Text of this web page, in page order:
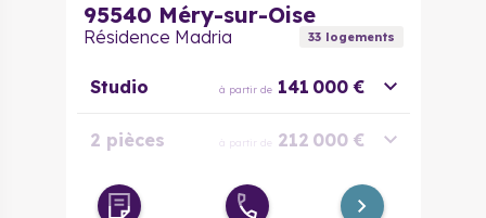
95540 Méry-sur-Oise
Résidence Madria 33logements
Studio à partir de 141 000 €
2 pièces à partir de 212 000 €
2 pièces
évolutif
à partir de 238 000 €